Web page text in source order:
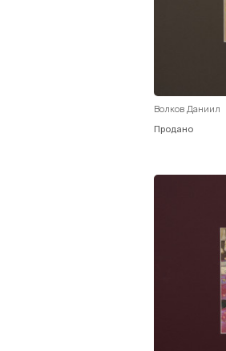
Волков Даниил
Продано